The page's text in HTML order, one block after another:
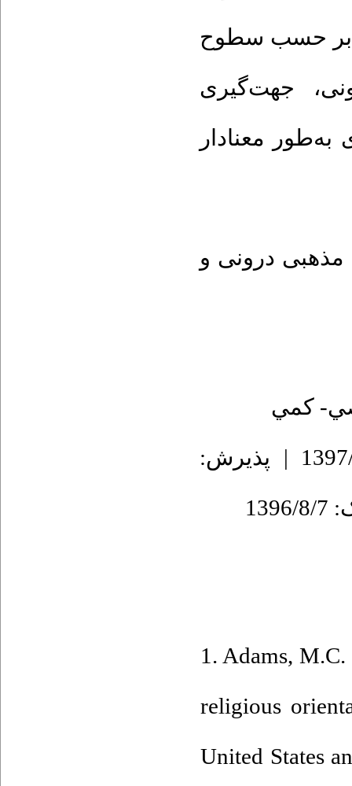
بر حسب سطوح
جهت‌گیری
معنا‌دار
درونی و
كمي
دریافت: 1394/1/17 | ویرایش نهایی: 1397/6/13 | پذیرش:
1. Adams,
religious
United States